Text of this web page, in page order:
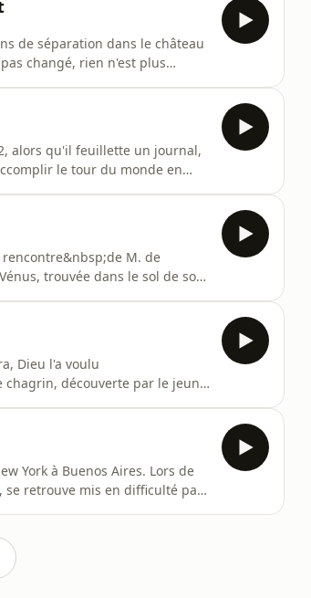
de séparation dans le château
changé, rien n'est plus
alors qu'il feuillette un journal,
le tour du monde en
M. de
trouvée dans le sol de son
Dieu l'a voulu
découverte par le jeune
York à Buenos Aires. Lors de
se retrouve mis en difficulté par